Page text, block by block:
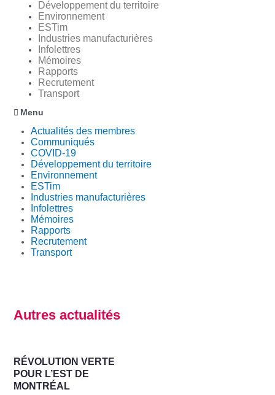
Développement du territoire
Environnement
ESTim
Industries manufacturières
Infolettres
Mémoires
Rapports
Recrutement
Transport
Menu
Actualités des membres
Communiqués
COVID-19
Développement du territoire
Environnement
ESTim
Industries manufacturières
Infolettres
Mémoires
Rapports
Recrutement
Transport
Autres actualités
RÉVOLUTION VERTE
POUR L’EST DE
MONTRÉAL